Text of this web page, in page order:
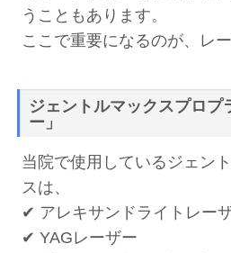
うこともあります。
ここで重要になるのが、レ
ジェントルマックスプロプ
ー」
当院で使用しているジェン
スは、
✔ アレキサンドライトレー
✔ YAGレーザー